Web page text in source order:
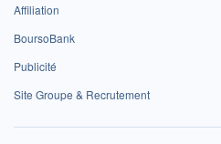
Affiliation
BoursoBank
Publicité
Site Groupe & Recrutement